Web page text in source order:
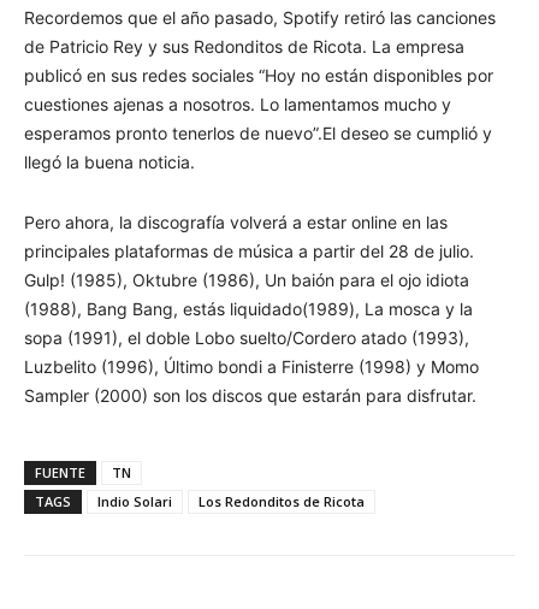
Recordemos que el año pasado, Spotify retiró las canciones
de Patricio Rey y sus Redonditos de Ricota. La empresa
publicó en sus redes sociales “Hoy no están disponibles por
cuestiones ajenas a nosotros. Lo lamentamos mucho y
esperamos pronto tenerlos de nuevo”.El deseo se cumplió y
llegó la buena noticia.
Pero ahora, la discografía volverá a estar online en las
principales plataformas de música a partir del 28 de julio.
Gulp! (1985), Oktubre (1986), Un baión para el ojo idiota
(1988), Bang Bang, estás liquidado(1989), La mosca y la
sopa (1991), el doble Lobo suelto/Cordero atado (1993),
Luzbelito (1996), Último bondi a Finisterre (1998) y Momo
Sampler (2000) son los discos que estarán para disfrutar.
FUENTE
TN
TAGS
Indio Solari Los Redonditos de Ricota